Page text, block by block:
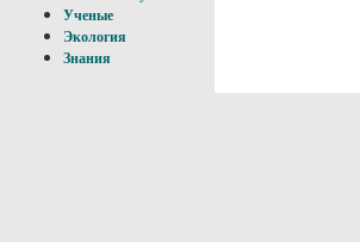
Ученые
Экология
Знания